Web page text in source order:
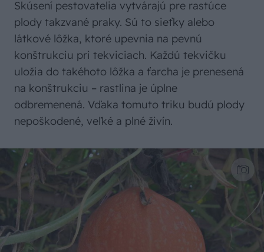
Skúsení pestovatelia vytvárajú pre rastúce
plody takzvané praky. Sú to sieťky alebo
látkové lôžka, ktoré upevnia na pevnú
konštrukciu pri tekviciach. Každú tekvičku
uložia do takéhoto lôžka a ťarcha je prenesená
na konštrukciu – rastlina je úplne
odbremenená. Vďaka tomuto triku budú plody
nepoškodené, veľké a plné živín.